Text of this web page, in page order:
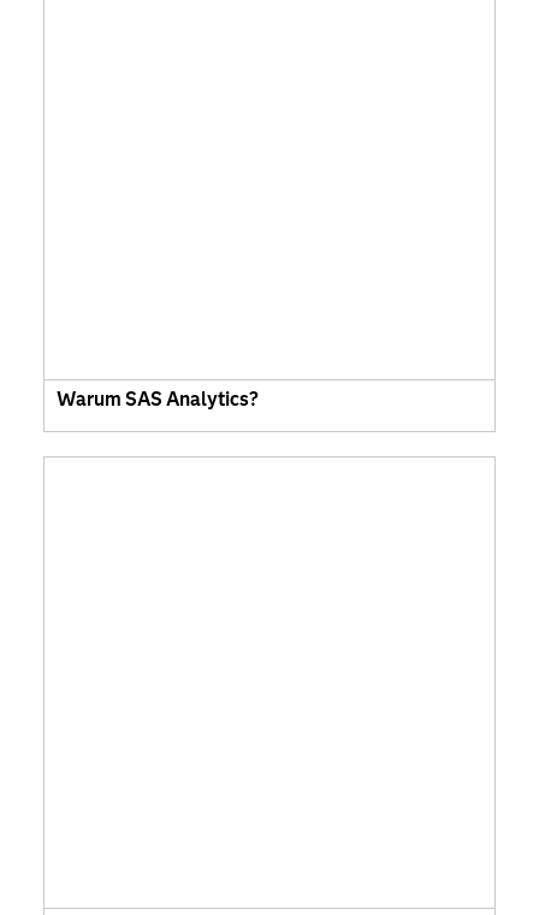
Warum SAS Analytics?